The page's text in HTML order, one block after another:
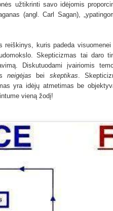
užtikrinti savo idėjomis
(angl. Carl Sagan),
kuris padeda
Skepticizmas tai daro
Diskutuodami įvairiomis
neigėjas bei skeptikas.
yra idėjų atmetimas be
vieną žodį!